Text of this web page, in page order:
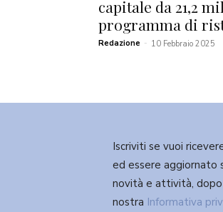
capitale da 21,2
programma di
Redazione - 10 Febbraio 2025
Iscriviti se vuoi
ed essere aggiornato
novità e attività,
nostra Informativa